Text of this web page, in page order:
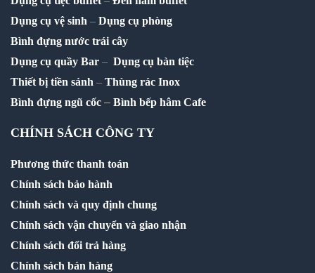
Dụng cụ vệ sinh – Dụng cụ phòng
Bình đựng nước trái cây
Dụng cụ quầy Bar – Dụng cụ bàn tiệc
Thiết bị tiền sảnh – Thùng rác Inox
Bình đựng ngũ cốc – Bình bếp hâm Cafe
CHÍNH SÁCH CÔNG TY
Phương thức thanh toán
Chính sách bảo hành
Chính sách và quy định chung
Chính sách vận chuyển và giao nhận
Chính sách đổi trả hàng
Chính sách bán hàng